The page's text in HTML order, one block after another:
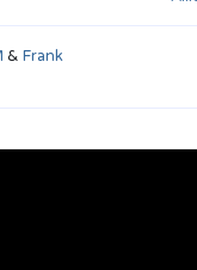
& Frank